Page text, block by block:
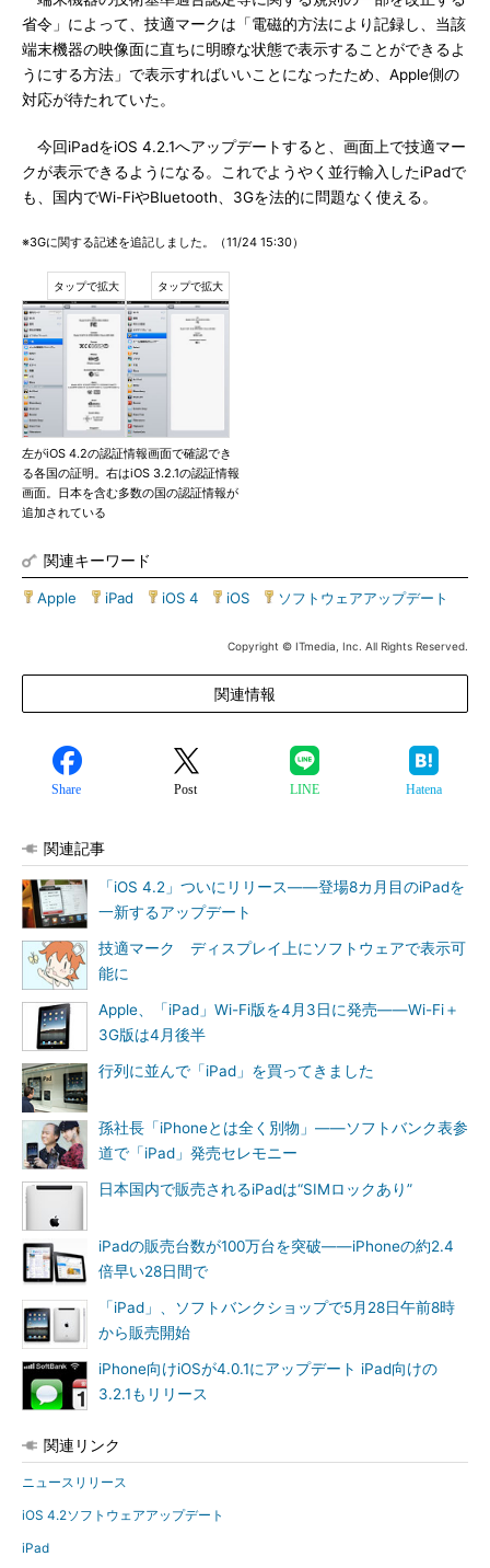
省令」によって、技適マークは「電磁的方法により記録し、当該
端末機器の映像面に直ちに明瞭な状態で表示することができるよ
うにする方法」で表示すればいいことになったため、Apple側の
対応が待たれていた。
今回iPadをiOS 4.2.1へアップデートすると、画面上で技適マー
クが表示できるようになる。これでようやく並行輸入したiPadで
も、国内でWi-FiやBluetooth、3Gを法的に問題なく使える。
※3Gに関する記述を追記しました。（11/24 15:30）
左がiOS 4.2の認証情報画面で確認でき
る各国の証明。右はiOS 3.2.1の認証情報
画面。日本を含む多数の国の認証情報が
追加されている
関連キーワード
Apple iPad iOS 4 iOS ソフトウェアアップデート
Copyright © ITmedia, Inc. All Rights Reserved.
関連情報
Share Post LINE Hatena
関連記事
「iOS 4.2」ついにリリース――登場8カ月目のiPadを
一新するアップデート
技適マーク ディスプレイ上にソフトウェアで表示可
能に
Apple、「iPad」Wi-Fi版を4月3日に発売――Wi-Fi＋
3G版は4月後半
行列に並んで「iPad」を買ってきました
孫社長「iPhoneとは全く別物」――ソフトバンク表参
道で「iPad」発売セレモニー
日本国内で販売されるiPadは“SIMロックあり”
iPadの販売台数が100万台を突破――iPhoneの約2.4
倍早い28日間で
「iPad」、ソフトバンクショップで5月28日午前8時
から販売開始
iPhone向けiOSが4.0.1にアップデート iPad向けの
3.2.1もリリース
関連リンク
ニュースリリース
iOS 4.2ソフトウェアアップデート
iPad